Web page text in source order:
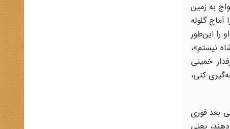
به زمین
گلوله
را این‌طور
نیستم»،
خمینی
کنی،
بعد فوری
یعنی